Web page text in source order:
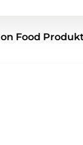
Non Food